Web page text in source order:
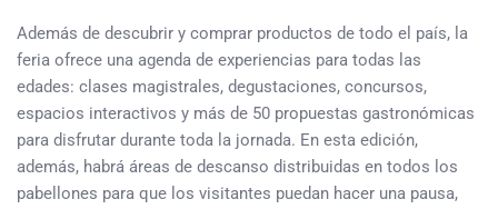
Además de descubrir y comprar productos de todo el país, la
feria ofrece una agenda de experiencias para todas las
edades: clases magistrales, degustaciones, concursos,
espacios interactivos y más de 50 propuestas gastronómicas
para disfrutar durante toda la jornada. En esta edición,
además, habrá áreas de descanso distribuidas en todos los
pabellones para que los visitantes puedan hacer una pausa,